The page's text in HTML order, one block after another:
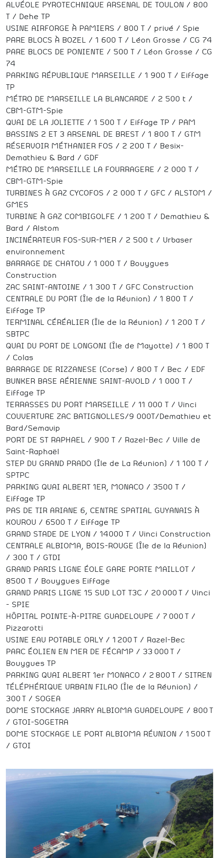
ALVÉOLE PYROTECHNIQUE ARSENAL DE TOULON / 800
T / Dehe TP
USINE AIRFORGE À PAMIERS / 800 T / privé / Spie
PARE BLOCS À BOZEL / 1 600 T / Léon Grosse / CG 74
PARE BLOCS DE PONIENTE / 500 T / Léon Grosse / CG
74
PARKING RÉPUBLIQUE MARSEILLE / 1 900 T / Eiffage
TP
MÉTRO DE MARSEILLE LA BLANCARDE / 2 500 t /
CBM-GTM-Spie
QUAI DE LA JOLIETTE / 1 500 T / Eiffage TP / PAM
BASSINS 2 ET 3 ARSENAL DE BREST / 1 800 T / GTM
RÉSERVOIR MÉTHANIER FOS / 2 200 T / Besix-
Demathieu & Bard / GDF
MÉTRO DE MARSEILLE LA FOURRAGERE / 2 000 T /
CBM-GTM-Spie
TURBINES À GAZ CYCOFOS / 2 000 T / GFC / ALSTOM /
GMES
TURBINE À GAZ COMBIGOLFE / 1 200 T / Demathieu &
Bard / Alstom
INCINÉRATEUR FOS-SUR-MER / 2 500 t / Urbaser
environnement
BARRAGE DE CHATOU / 1 000 T / Bouygues
Construction
ZAC SAINT-ANTOINE / 1 300 T / GFC Construction
CENTRALE DU PORT (Île de la Réunion) / 1 800 T /
Eiffage TP
TERMINAL CÉRÉALIER (Île de la Réunion) / 1 200 T /
SBTPC
QUAI DU PORT DE LONGONI (Île de Mayotte) / 1 800 T
/ Colas
BARRAGE DE RIZZANESE (Corse) / 800 T / Bec / EDF
BUNKER BASE AÉRIENNE SAINT-AVOLD / 1 000 T /
Eiffage TP
TERRASSES DU PORT MARSEILLE / 11 000 T / Vinci
COUVERTURE ZAC BATIGNOLLES/9 000T/Demathieu et
Bard/Semavip
PORT DE ST RAPHAEL / 900 T / Razel-Bec / Ville de
Saint-Raphaël
STEP DU GRAND PRADO (Île de La Réunion) / 1 100 T /
SPTPC
PARKING QUAI ALBERT 1ER, MONACO / 3500 T /
Eiffage TP
PAS DE TIR ARIANE 6, CENTRE SPATIAL GUYANAIS À
KOUROU / 6500 T / Eiffage TP
GRAND STADE DE LYON / 14000 T / Vinci Construction
CENTRALE ALBIOMA, BOIS-ROUGE (Île de la Réunion)
/ 300 T / GTDI
GRAND PARIS LIGNE ÉOLE GARE PORTE MAILLOT /
8500 T / Bouygues Eiffage
GRAND PARIS LIGNE 15 SUD LOT T3C / 20 000 T / Vinci
– SPIE
HÔPITAL POINTE-À-PITRE GUADELOUPE / 7 000 T /
Pizzarotti
USINE EAU POTABLE ORLY / 1 200 T / Razel-Bec
PARC ÉOLIEN EN MER DE FÉCAMP / 33 000 T /
Bouygues TP
PARKING QUAI ALBERT 1er MONACO / 2 800 T / SITREN
TÉLÉPHÉRIQUE URBAIN FILAO (Île de la Réunion) /
300 T / SOGEA
DOME STOCKAGE JARRY ALBIOMA GUADELOUPE / 800 T
/ GTOI-SOGETRA
DOME STOCKAGE LE PORT ALBIOMA RÉUNION / 1 500 T
/ GTOI